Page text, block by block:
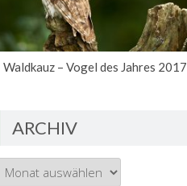
Waldkauz – Vogel des Jahres 2017
ARCHIV
Archiv